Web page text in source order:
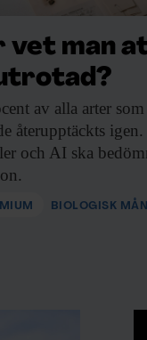
också stor
upp en mullrik,
vet man
av alla arter
återupptäckts
och AI ska
BIOLOGISK